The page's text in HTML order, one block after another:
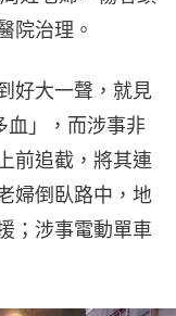
院治理。
好大一聲，就見
血」，而涉事非
前追截，將其連
婦倒臥路中，地
；涉事電動單車